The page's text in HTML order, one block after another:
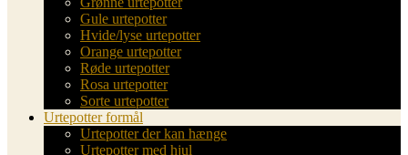
Gule urtepotter
Hvide/lyse urtepotter
Orange urtepotter
Røde urtepotter
Rosa urtepotter
Sorte urtepotter
Urtepotter formål
Urtepotter der kan hænge
Urtepotter med hjul